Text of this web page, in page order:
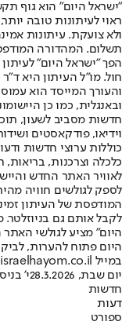
"ישראל היום" הוא גוף
ראוי לעיתונות טובה
ולא צועקת. עיתונות
הפך "ישראל היום"
חול. מו"ל העיתון היא
והעורך המייסד הוא
חדשות מסביב לשעון,
וידיאו, פודקאסטים
כוללות ערוצי חדשות
לאוויר האתר החדש
לספק לגולשים חוויה
המודפסת של העיתון
לקבל אותם גם
היום" מציע לגולשי
היום פתוח להערות,
במייל hayom@israelhayom.co.il.
יום שבת, 28.3.2026
י'
חדשות
דעות
ספורט